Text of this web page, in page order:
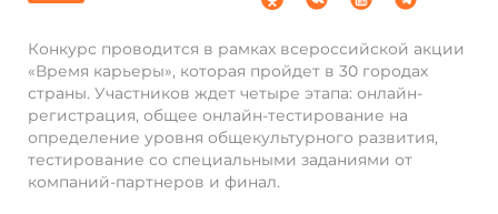
Конкурс проводится в рамках всероссийской акции
«Время карьеры», которая пройдет в 30 городах
страны. Участников ждет четыре этапа: онлайн-
регистрация, общее онлайн-тестирование на
определение уровня общекультурного развития,
тестирование со специальными заданиями от
компаний-партнеров и финал.